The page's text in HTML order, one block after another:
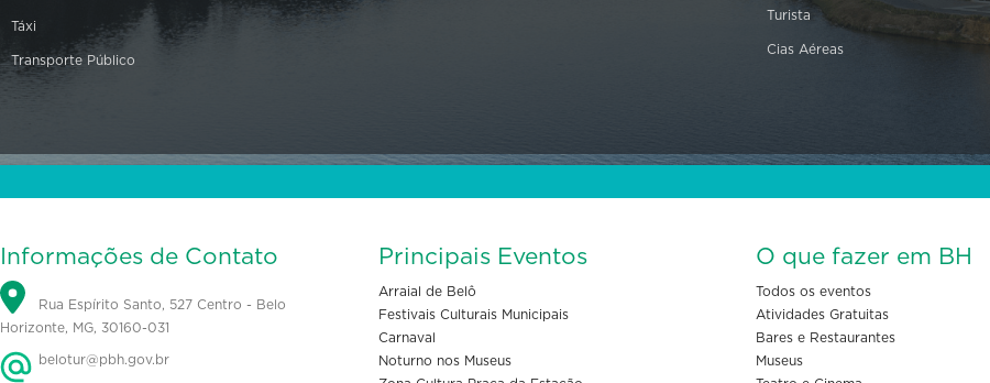
Táxi
Transporte Público
Turista
Cias Aéreas
Informações de Contato
Rua Espírito Santo, 527 Centro - Belo
Horizonte, MG, 30160-031
belotur@pbh.gov.br
Principais Eventos
Arraial de Belô
Festivais Culturais Municipais
Carnaval
Noturno nos Museus
O que fazer em BH
Todos os eventos
Atividades Gratuitas
Bares e Restaurantes
Museus